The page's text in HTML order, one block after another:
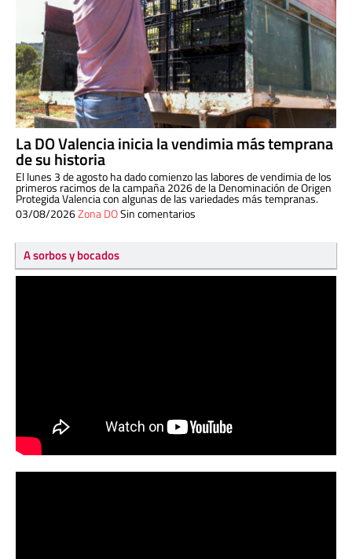
La DO Valencia inicia la vendimia más temprana
de su historia
El lunes 3 de agosto ha dado comienzo las labores de vendimia de los
primeros racimos de la campaña 2026 de la Denominación de Origen
Protegida Valencia con algunas de las variedades más tempranas.
03/08/2026Zona DOSin comentarios
A sorbos y bocados